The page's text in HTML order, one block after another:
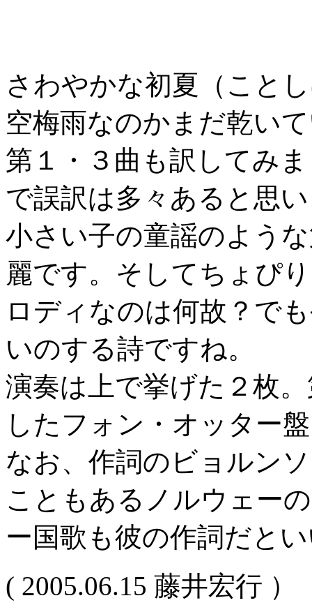
さわやかな初夏（こと
空梅雨なのかまだ乾い
第１・３曲も訳してみ
で誤訳は多々あると思
小さい子の童謡のよう
麗です。そしてちょぴ
ロディなのは何故？で
いのする詩ですね。
演奏は上で挙げた２枚
したフォン・オッター
なお、作詞のビョルン
こともあるノルウェー
ー国歌も彼の作詞だと
( 2005.06.15 藤井宏行 ）